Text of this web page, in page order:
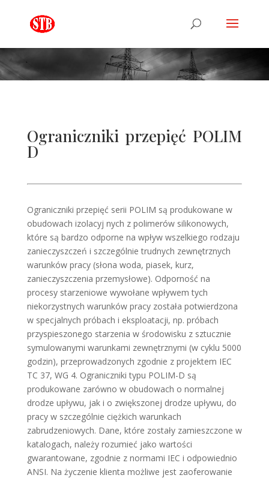
Ograniczniki przepięć POLIM
D
Ograniczniki przepięć serii POLIM są produkowane w
obudowach izolacyj nych z polimerów silikonowych,
które są bardzo odporne na wpływ wszelkiego rodzaju
zanieczyszczeń i szczególnie trudnych zewnętrznych
warunków pracy (słona woda, piasek, kurz,
zanieczyszczenia przemysłowe). Odporność na
procesy starzeniowe wywołane wpływem tych
niekorzystnych warunków pracy została potwierdzona
w specjalnych próbach i eksploatacji, np. próbach
przyspieszonego starzenia w środowisku z sztucznie
symulowanymi warunkami zewnętrznymi (w cyklu 5000
godzin), przeprowadzonych zgodnie z projektem IEC
TC 37, WG 4. Ograniczniki typu POLIM-D są
produkowane zarówno w obudowach o normalnej
drodze upływu, jak i o zwiększonej drodze upływu, do
pracy w szczególnie ciężkich warunkach
zabrudzeniowych. Dane, które zostały zamieszczone w
katalogach, należy rozumieć jako wartości
gwarantowane, zgodnie z normami IEC i odpowiednio
ANSI. Na życzenie klienta możliwe jest zaoferowanie